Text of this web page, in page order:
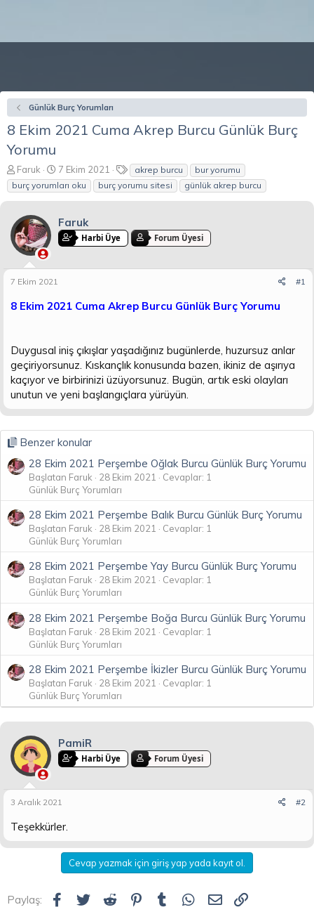
Günlük Burç Yorumları
8 Ekim 2021 Cuma Akrep Burcu Günlük Burç
Yorumu
K
o
n
u
y
u
b
a
ş
a
n
Faruk
B
a
ş
a
n
g
ç
r
i
7 Ekim 2021
E
t
i
t
r
akrep burcu
bur yorumu
burç yorumları oku
burç yorumu sitesi günlük akrep burcu
Faruk
Harbi Üye Forum Üyesi
7 Ekim 2021 #1
8 Ekim 2021 Cuma Akrep Burcu Günlük Burç Yorumu
Duygusal iniş çıkışlar yaşadığınız bugünlerde, huzursuz anlar
geçiriyorsunuz. Kıskançlık konusunda bazen, ikiniz de aşırıya
kaçıyor ve birbirinizi üzüyorsunuz. Bugün, artık eski olayları
unutun ve yeni başlangıçlara yürüyün.
Benzer konular
28 Ekim 2021 Perşembe Oğlak Burcu Günlük Burç Yorumu
Başlatan Faruk 28 Ekim 2021
Cevaplar: 1
Günlük Burç Yorumları
28 Ekim 2021 Perşembe Balık Burcu Günlük Burç Yorumu
Başlatan Faruk 28 Ekim 2021
Cevaplar: 1
Günlük Burç Yorumları
28 Ekim 2021 Perşembe Yay Burcu Günlük Burç Yorumu
Başlatan Faruk 28 Ekim 2021
Cevaplar: 1
Günlük Burç Yorumları
28 Ekim 2021 Perşembe Boğa Burcu Günlük Burç Yorumu
Başlatan Faruk 28 Ekim 2021
Cevaplar: 1
Günlük Burç Yorumları
28 Ekim 2021 Perşembe İkizler Burcu Günlük Burç Yorumu
Başlatan Faruk 28 Ekim 2021
Cevaplar: 1
Günlük Burç Yorumları
PamiR
Harbi Üye Forum Üyesi
3 Aralık 2021 #2
Teşekkürler.
Cevap yazmak için giriş yap yada kayıt ol.
Paylaş: Facebook
Twitter Reddit Pinterest
Tumblr WhatsApp
E-posta